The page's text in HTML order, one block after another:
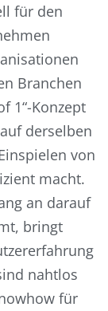
für den
Branchen
1“-Konzept
derselben
von
macht.
an darauf
bringt
nahtlos
für